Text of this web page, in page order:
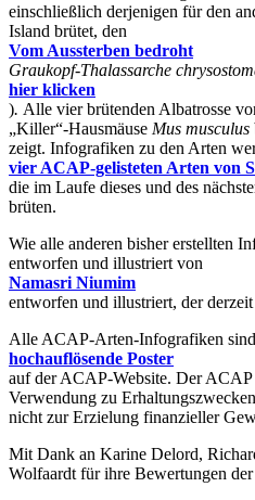
einschließlich derjenigen für den
Island brütet, den
Vom Aussterben bedroht
Graukopf-Thalassarche
hier klicken
). Alle vier brütenden Albatrosse
„Killer“-Hausmäuse Mus musculus
zeigt. Infografiken zu den Arten
vier ACAP-gelisteten Arten von
die im Laufe dieses und des
brüten.
Wie alle anderen bisher erstellten
entworfen und illustriert von
Namasri Niumim
entworfen und illustriert, der
Alle ACAP-Arten-Infografiken
hochauflösende Poster
auf der ACAP-Website. Der ACAP
Verwendung zu
nicht zur Erzielung finanzieller
Mit Dank an Karine Delord,
Wolfaardt für ihre Bewertungen